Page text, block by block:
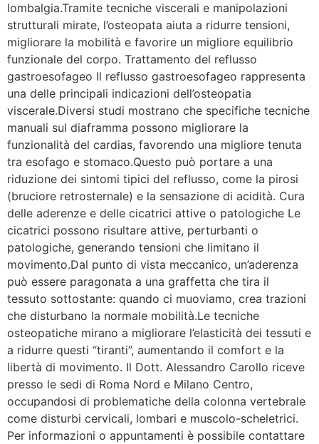
lombalgia.Tramite tecniche viscerali e manipolazioni
strutturali mirate, l’osteopata aiuta a ridurre tensioni,
migliorare la mobilità e favorire un migliore equilibrio
funzionale del corpo. Trattamento del reflusso
gastroesofageo Il reflusso gastroesofageo rappresenta
una delle principali indicazioni dell’osteopatia
viscerale.Diversi studi mostrano che specifiche tecniche
manuali sul diaframma possono migliorare la
funzionalità del cardias, favorendo una migliore tenuta
tra esofago e stomaco.Questo può portare a una
riduzione dei sintomi tipici del reflusso, come la pirosi
(bruciore retrosternale) e la sensazione di acidità. Cura
delle aderenze e delle cicatrici attive o patologiche Le
cicatrici possono risultare attive, perturbanti o
patologiche, generando tensioni che limitano il
movimento.Dal punto di vista meccanico, un’aderenza
può essere paragonata a una graffetta che tira il
tessuto sottostante: quando ci muoviamo, crea trazioni
che disturbano la normale mobilità.Le tecniche
osteopatiche mirano a migliorare l’elasticità dei tessuti e
a ridurre questi “tiranti”, aumentando il comfort e la
libertà di movimento. Il Dott. Alessandro Carollo riceve
presso le sedi di Roma Nord e Milano Centro,
occupandosi di problematiche della colonna vertebrale
come disturbi cervicali, lombari e muscolo-scheletrici.
Per informazioni o appuntamenti è possibile contattare